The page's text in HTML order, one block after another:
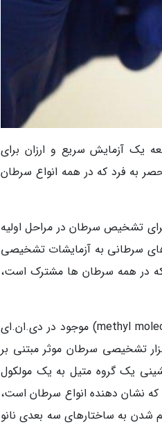
یک آزمایش سریع و ارزان برای
به فرد که در همه انواع سرطان
تشخیص سرطان در مراحل اولیه
سرطانی به آزمایشات تشخیصی
که در همه سرطان ها مشترک است،
پژوهشگران دانشگاه کوئینزلنددر مطالعه اخیر بر روی الگوی متمایز ملکول هایمتیل(methyl molecules) موجود در دی.ان.ای
تشخیصی سرطان موثر مبتنی بر
یک گروه متیل به یک مولکول
نشان دهنده انواع سرطان است،
شدن به ساختارهای سه بعدی نانو